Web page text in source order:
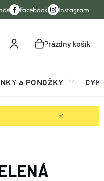
Facebook Instagram
NÁKUPNÝ
Prázdny košík
a PONOŽKY